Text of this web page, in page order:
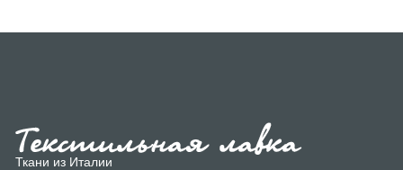
Ткани из Италии